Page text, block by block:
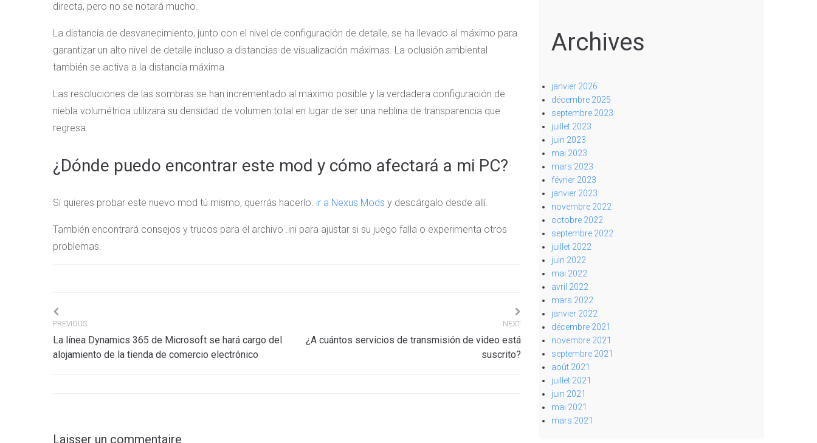
directa, pero no se notará mucho.
La distancia de desvanecimiento, junto con el nivel de configuración de detalle, se ha llevado al máximo para
garantizar un alto nivel de detalle incluso a distancias de visualización máximas. La oclusión ambiental
también se activa a la distancia máxima.
Las resoluciones de las sombras se han incrementado al máximo posible y la verdadera configuración de
niebla volumétrica utilizará su densidad de volumen total en lugar de ser una neblina de transparencia que
regresa.
¿Dónde puedo encontrar este mod y cómo afectará a mi PC?
Si quieres probar este nuevo mod tú mismo, querrás hacerlo. ir a Nexus Mods y descárgalo desde allí.
También encontrará consejos y trucos para el archivo .ini para ajustar si su juego falla o experimenta otros
problemas.
Navigation
de
PREVIOUS
La línea Dynamics 365 de Microsoft se hará cargo del
alojamiento de la tienda de comercio electrónico
NEXT
¿A cuántos servicios de transmisión de video está
suscrito?
Laisser un commentaire
Archives
janvier 2026
décembre 2025
septembre 2023
juillet 2023
juin 2023
mai 2023
mars 2023
février 2023
janvier 2023
novembre 2022
octobre 2022
septembre 2022
juillet 2022
juin 2022
mai 2022
avril 2022
mars 2022
janvier 2022
décembre 2021
novembre 2021
septembre 2021
août 2021
juillet 2021
juin 2021
mai 2021
mars 2021